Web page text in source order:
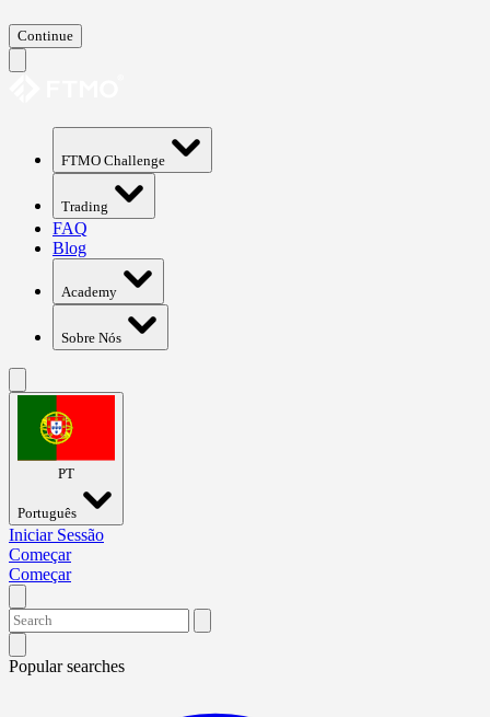
Continue
FTMO Challenge
Trading
FAQ
Blog
Academy
Sobre Nós
PT
Português
Iniciar Sessão
Começar
Começar
Popular searches